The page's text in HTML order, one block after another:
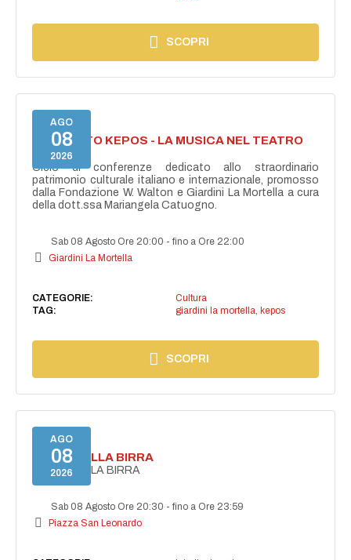
SCOPRI
AGO
08
2026
PROGETTO KEPOS - LA MUSICA NEL TEATRO
GRECO
Ciclo di conferenze dedicato allo straordinario
patrimonio culturale italiano e internazionale, promosso
dalla Fondazione W. Walton e Giardini La Mortella a cura
della dott.ssa Mariangela Catuogno.
Sab 08 Agosto Ore 20:00 -fino a Ore 22:00
Giardini La Mortella
CATEGORIE:
Cultura
TAG:
giardini la mortella kepos
SCOPRI
AGO
08
2026
FESTA DELLA BIRRA
FESTA DELLA BIRRA
Sab 08 Agosto Ore 20:30 -fino a Ore 23:59
Piazza San Leonardo